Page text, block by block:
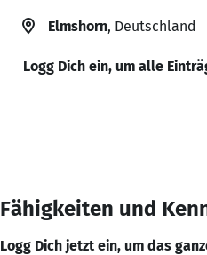
Elmshorn, Deutschland
Logg Dich ein, um alle
Fähigkeiten und
Logg Dich jetzt ein, um das